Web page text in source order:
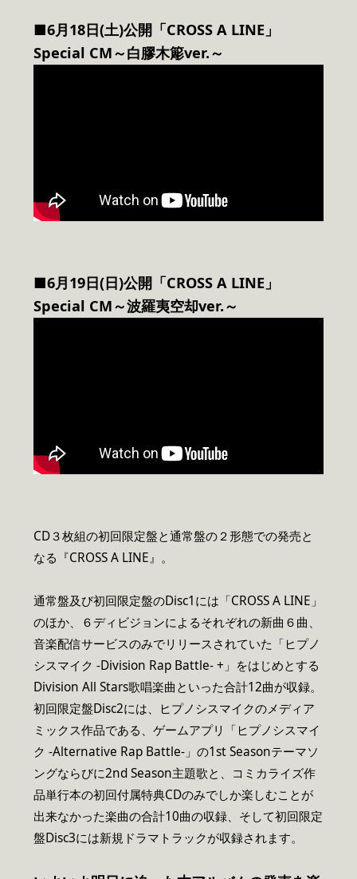
■6月18日(土)公開「CROSS A LINE」
Special CM～白膠木簓ver.～
■6月19日(日)公開「CROSS A LINE」
Special CM～波羅夷空却ver.～
CD３枚組の初回限定盤と通常盤の２形態での発売と
なる『CROSS A LINE』。
通常盤及び初回限定盤のDisc1には「CROSS A LINE」
のほか、６ディビジョンによるそれぞれの新曲６曲、
音楽配信サービスのみでリリースされていた「ヒプノ
シスマイク -Division Rap Battle- +」をはじめとする
Division All Stars歌唱楽曲といった合計12曲が収録。
初回限定盤Disc2には、ヒプノシスマイクのメディア
ミックス作品である、ゲームアプリ「ヒプノシスマイ
ク -Alternative Rap Battle-」の1st Seasonテーマソ
ングならびに2nd Season主題歌と、コミカライズ作
品単行本の初回付属特典CDのみでしか楽しむことが
出来なかった楽曲の合計10曲の収録、そして初回限定
盤Disc3には新規ドラマトラックが収録されます。